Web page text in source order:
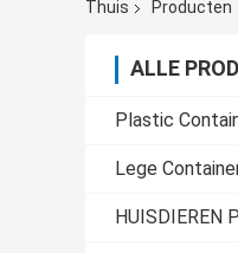
Thuis Producten
ALLE
Plastic
Lege
HUISDIEREN